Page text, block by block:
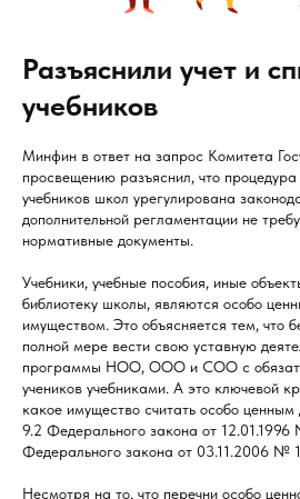
Разъяснили учет и
учебников
Минфин в ответ на запрос Комитета
просвещению разъяснил, что процедура
учебников школ урегулирована
дополнительной регламентации не
нормативные документы.
Учебники, учебные пособия, иные
библиотеку школы, являются особо
имуществом. Это объясняется тем, что
полной мере вести свою уставную
программы НОО, ООО и СОО с
учеников учебниками. А это ключевой
какое имущество считать особо ценным
9.2 Федерального закона от
Федерального закона от 03.11.2006 №
Несмотря на то, что перечни особо